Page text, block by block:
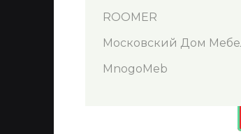
ROOMER
Московский Дом
MnogoMeb